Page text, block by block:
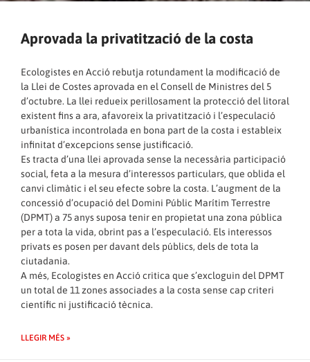
Aprovada la privatització de la costa
Ecologistes en Acció rebutja rotundament la modificació de
la Llei de Costes aprovada en el Consell de Ministres del 5
d’octubre. La llei redueix perillosament la protecció del litoral
existent fins a ara, afavoreix la privatització i l’especulació
urbanística incontrolada en bona part de la costa i estableix
infinitat d’excepcions sense justificació.
Es tracta d’una llei aprovada sense la necessària participació
social, feta a la mesura d’interessos particulars, que oblida el
canvi climàtic i el seu efecte sobre la costa. L’augment de la
concessió d’ocupació del Domini Públic Marítim Terrestre
(DPMT) a 75 anys suposa tenir en propietat una zona pública
per a tota la vida, obrint pas a l’especulació. Els interessos
privats es posen per davant dels públics, dels de tota la
ciutadania.
A més, Ecologistes en Acció critica que s’excloguin del DPMT
un total de 11 zones associades a la costa sense cap criteri
científic ni justificació tècnica.
LLEGIR MÉS »